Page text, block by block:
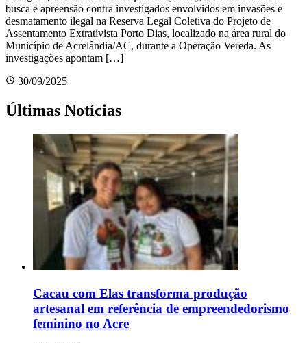
busca e apreensão contra investigados envolvidos em invasões e
desmatamento ilegal na Reserva Legal Coletiva do Projeto de
Assentamento Extrativista Porto Dias, localizado na área rural do
Município de Acrelândia/AC, durante a Operação Vereda. As
investigações apontam […]
30/09/2025
Últimas Notícias
Cacau com Elas transforma produção
artesanal em referência de empreendedorismo
feminino no Acre